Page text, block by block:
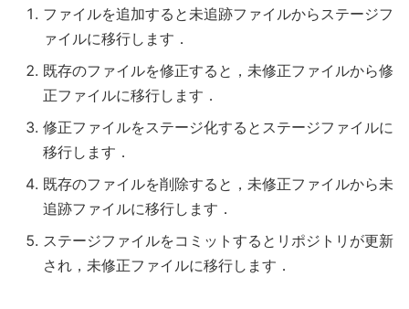
ファイルを追加すると未追跡ファイルからステージフ
ァイルに移行します．
既存のファイルを修正すると，未修正ファイルから修
正ファイルに移行します．
修正ファイルをステージ化するとステージファイルに
移行します．
既存のファイルを削除すると，未修正ファイルから未
追跡ファイルに移行します．
ステージファイルをコミットするとリポジトリが更新
され，未修正ファイルに移行します．